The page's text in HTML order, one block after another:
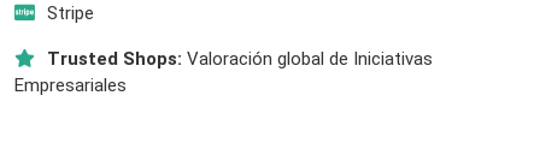
Stripe
Trusted Shops: Valoración global de Iniciativas
Empresariales